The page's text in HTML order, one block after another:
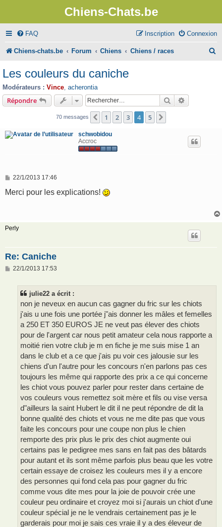
Chiens-Chats.be
FAQ Connexion
Inscription
Chiens-chats.be Forum Chiens Chiens / races
Les couleurs du caniche
Modérateurs : Vince acherontia
Répondre Rechercher
70 messages Précédent
1 2 3 4 5
schwobidou
Accroc
M
s
22/1/2013 17:46
Merci pour les explications!
Perly
Re: Caniche
M
22/1/2013 17:53
julie22 a écrit :
non je neveux en aucun cas gagner du fric sur les chiots
j'ais u une fois une portée j"ais donner les mâles et femelles
a 250 ET 350 EUROS JE ne veut pas élever des chiots
pour de l'argent car nous petit amateur cela nous rapporte a
moitié rien votre club je m en fiche je me suis mise 1 an
dans le club et a ce que j'ais pu voir ces jalousie sur les
chiens d'un l'autre pour les concours n'en parlons pas ces
toujours les même qui rapporte des prix a ce qui concerne
les chiot vous pouvez parler pour rester dans certaine de
vos couleurs vous remettez soit mère et fils ou vise versa
d"ailleurs la saint Hubert le dit il ne peut répondre de dit la
bonne qualité des chiots et vous ne me dite pas que vous
faite les concours pour une coupe non plus le chien
remporte des prix plus le prix des chiot augmente oui
certains pas le pedigree mes sans en fait pas des bâtards
pour autant et ils sont même parfois plus beau que les votre
certain essaye de croisez les couleurs mes il y a encore
des personnes qui fond cela pas pour gagner du fric
comme vous dite mes pour la joie de pouvoir crée une
couleur peu ordinaire et croyez moi si j'aurais un chiot d'une
couleur spécial je ne le vendrais certainement pas je le
garderais pour moi je sais ces vraie il y a des éleveur de